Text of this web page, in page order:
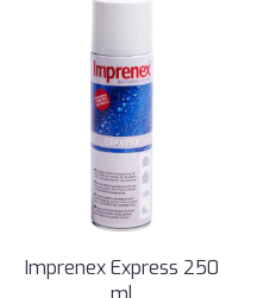
Imprenex Express 250